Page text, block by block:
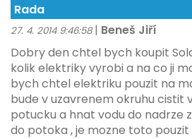
Rada
27. 4. 2014 9:46:58 | Beneš Jiří
Dobry den chtel bych koupit
kolik elektriky vyrobi a na co ji
bych chtel elektriku pouzit na
bude v uzavrenem okruhu cistit
potucku a hnat vodu do nadrze
do potoka , je mozne toto pouzit